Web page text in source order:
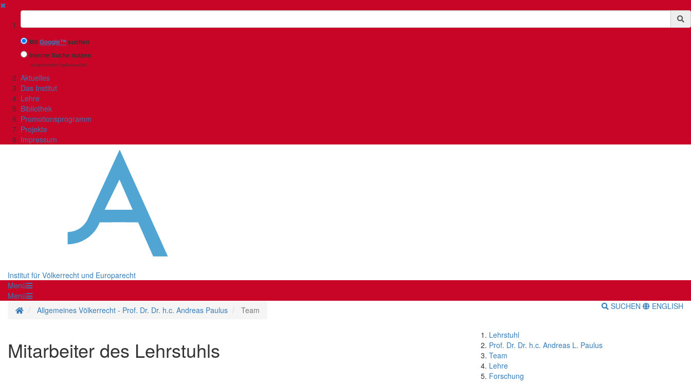
✖
Suchbegriff
MitGoogle™suchen
Interne Suche nutzen
(eingeschränkte Ergebnisqualität)
Aktuelles
Das Institut
Lehre
Bibliothek
Promotionsprogramm
Projekte
Impressum
Institut für Völkerrecht und Europarecht
Menü
Menü
Startseite
Allgemeines Völkerrecht - Prof. Dr. Dr. h.c. Andreas Paulus Team SUCHEN ENGLISH
Mitarbeiter des Lehrstuhls
Lehrstuhl
Prof. Dr. Dr. h.c. Andreas L. Paulus
Team
Lehre
Forschung